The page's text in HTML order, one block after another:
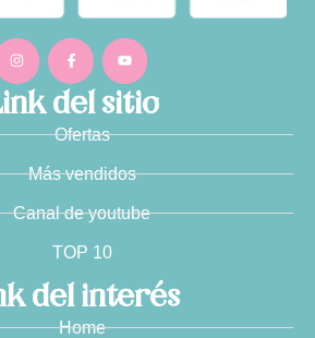
del sitio
Ofertas
Más vendidos
Canal de youtube
TOP 10
del interés
Home